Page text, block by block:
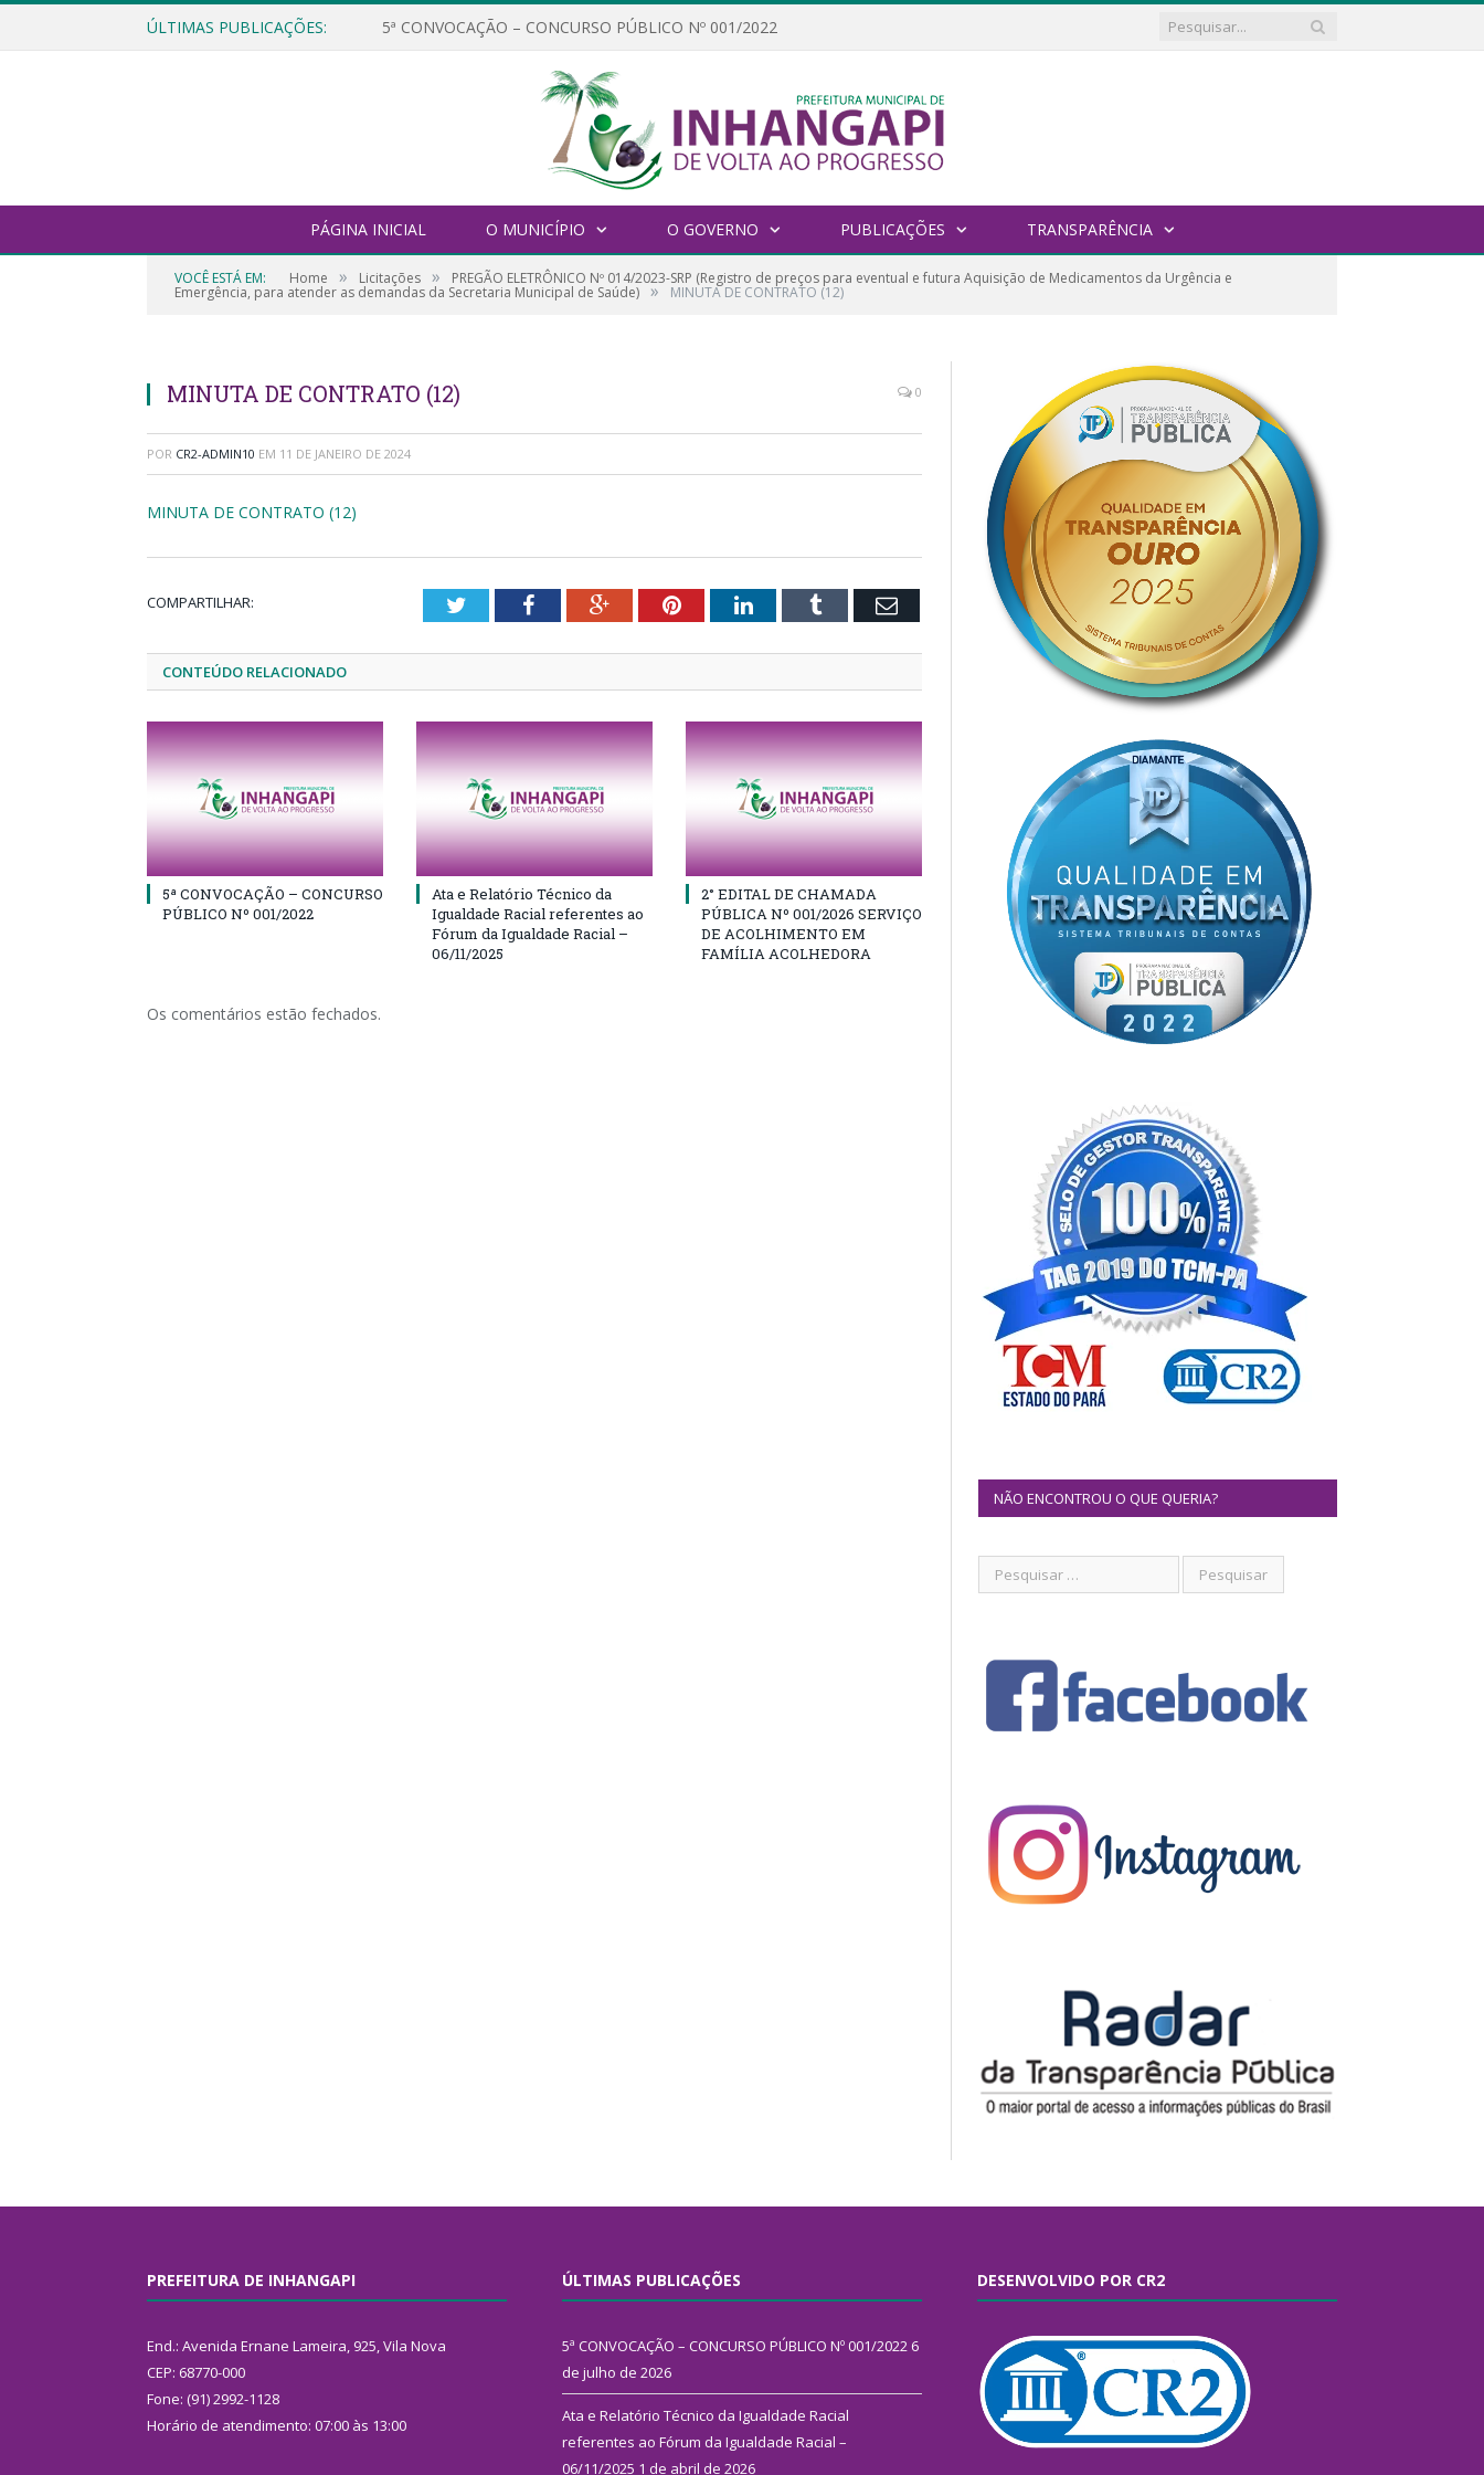
ÚLTIMAS PUBLICAÇÕES: 5ª CONVOCAÇÃO – CONCURSO PÚBLICO Nº 001/2022
PÁGINA INICIAL O MUNICÍPIO O GOVERNO PUBLICAÇÕES TRANSPARÊNCIA
VOCÊ ESTÁ EM: Home » Licitações » PREGÃO ELETRÔNICO Nº 014/2023-SRP (Registro de preços para eventual e futura Aquisição de Medicamentos da Urgência e
Emergência, para atender as demandas da Secretaria Municipal de Saúde) » MINUTA DE CONTRATO (12)
MINUTA DE CONTRATO (12) 0
POR CR2-ADMIN10 EM 11 DE JANEIRO DE 2024
MINUTA DE CONTRATO (12)
COMPARTILHAR: TwitterFacebookGoogle+PinterestLinkedInTumblr Email
CONTEÚDO RELACIONADO
5ª CONVOCAÇÃO – CONCURSO
PÚBLICO Nº 001/2022
Ata e Relatório Técnico da
Igualdade Racial referentes ao
Fórum da Igualdade Racial –
06/11/2025
2° EDITAL DE CHAMADA
PÚBLICA Nº 001/2026 SERVIÇO
DE ACOLHIMENTO EM
FAMÍLIA ACOLHEDORA
Os comentários estão fechados.
NÃO ENCONTROU O QUE QUERIA?
PREFEITURA DE INHANGAPI
End.: Avenida Ernane Lameira, 925, Vila Nova
CEP: 68770-000
Fone: (91) 2992-1128
Horário de atendimento: 07:00 às 13:00
ÚLTIMAS PUBLICAÇÕES
5ª CONVOCAÇÃO – CONCURSO PÚBLICO Nº 001/2022 6
de julho de 2026
Ata e Relatório Técnico da Igualdade Racial
referentes ao Fórum da Igualdade Racial –
06/11/2025 1 de abril de 2026
DESENVOLVIDO POR CR2